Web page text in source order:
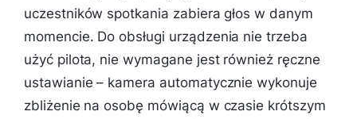
uczestników spotkania zabiera głos w danym
momencie. Do obsługi urządzenia nie trzeba
użyć pilota, nie wymagane jest również ręczne
ustawianie – kamera automatycznie wykonuje
zbliżenie na osobę mówiącą w czasie krótszym